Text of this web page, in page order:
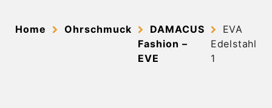
Home Ohrschmuck
DAMACUS
Fashion –
EVE
EVA
Edelstahl
1